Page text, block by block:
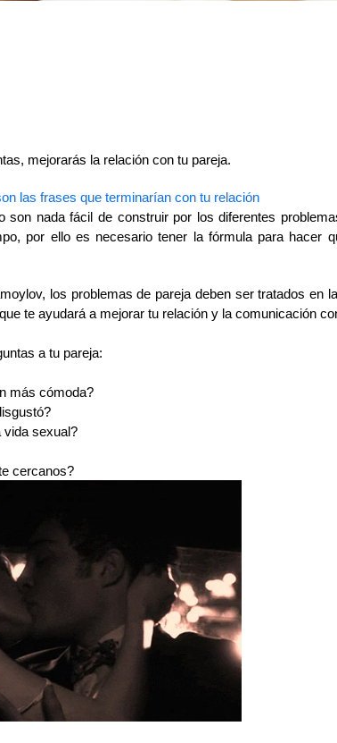
mejorarás la relación con tu pareja.
las frases que terminarían con tu relación
son nada fácil de construir por los diferentes
por ello es necesario tener la fórmula para hacer
los problemas de pareja deben ser tratados en
te ayudará a mejorar tu relación y la comunicación
a tu pareja:
más cómoda?
vida sexual?
cercanos?